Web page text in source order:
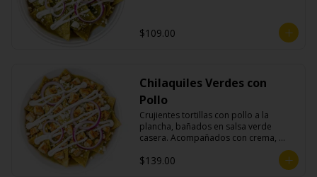
$109.00
Chilaquiles Verdes con
Pollo
Crujientes tortillas con pollo a la
plancha, bañados en salsa verde
casera. Acompañados con crema,
$139.00